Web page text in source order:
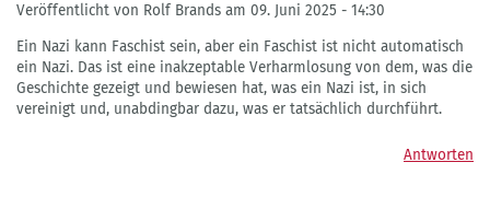
Veröffentlicht von Rolf Brands am 09. Juni 2025 - 14:30
Ein Nazi kann Faschist sein, aber ein Faschist ist nicht automatisch
ein Nazi. Das ist eine inakzeptable Verharmlosung von dem, was die
Geschichte gezeigt und bewiesen hat, was ein Nazi ist, in sich
vereinigt und, unabdingbar dazu, was er tatsächlich durchführt.
Antworten